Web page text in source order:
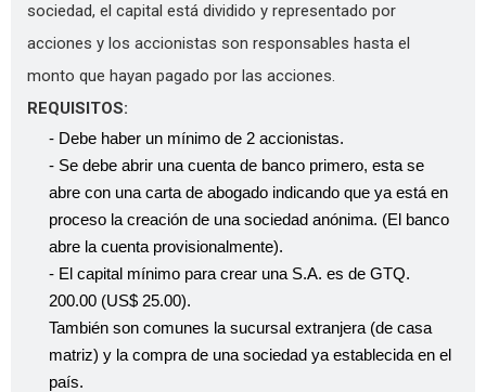
sociedad, el capital está dividido y representado por
acciones y los accionistas son responsables hasta el
monto que hayan pagado por las acciones.
REQUISITOS:
- Debe haber un mínimo de 2 accionistas.
- Se debe abrir una cuenta de banco primero, esta se
abre con una carta de abogado indicando que ya está en
proceso la creación de una sociedad anónima. (El banco
abre la cuenta provisionalmente).
- El capital mínimo para crear una S.A. es de GTQ.
200.00 (US$ 25.00).
También son comunes la sucursal extranjera (de casa
matriz) y la compra de una sociedad ya establecida en el
país.